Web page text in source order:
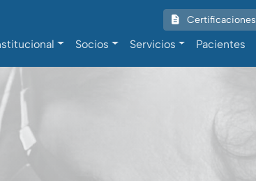
Certificaciones
Socios Servicios Pacientes